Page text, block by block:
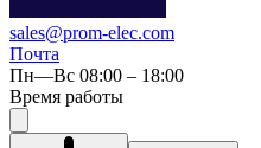
sales@prom-elec.com
Почта
Пн—Вс 08:00 – 18:00
Время работы